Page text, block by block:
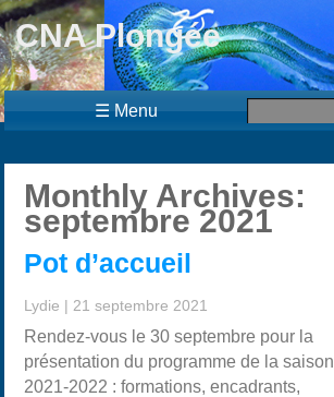
CNA Plongée
☰ Menu
Monthly Archives:
septembre 2021
Pot d’accueil
Lydie | 21 septembre 2021
Rendez-vous le 30 septembre pour la
présentation du programme de la saison
2021-2022 : formations, encadrants,